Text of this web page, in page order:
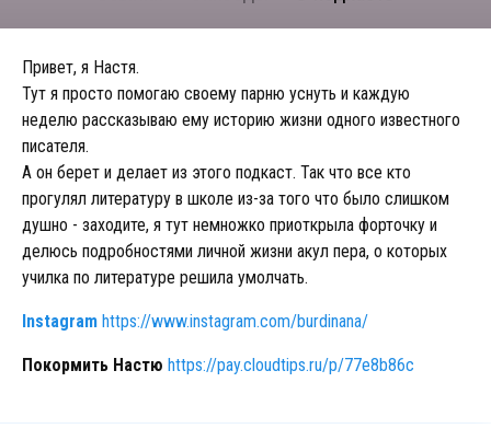
Привет, я Настя.
Тут я просто помогаю своему парню уснуть и каждую
неделю рассказываю ему историю жизни одного известного
писателя.
А он берет и делает из этого подкаст. Так что все кто
прогулял литературу в школе из-за того что было слишком
душно - заходите, я тут немножко приоткрыла форточку и
делюсь подробностями личной жизни акул пера, о которых
училка по литературе решила умолчать.
Instagram https://www.instagram.com/burdinana/
Покормить Настю https://pay.cloudtips.ru/p/77e8b86c